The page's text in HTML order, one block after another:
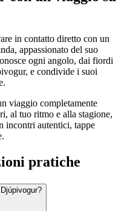
in contatto diretto con un
appassionato del suo
ogni angolo, dai fiordi
e condivide i suoi
viaggio completamente
al tuo ritmo e alla stagione,
incontri autentici, tappe
pratiche